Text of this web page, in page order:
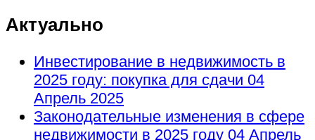
Актуально
Инвестирование в недвижимость в
2025 году: покупка для сдачи 04
Апрель 2025
Законодательные изменения в сфере
недвижимости в 2025 году 04 Апрель